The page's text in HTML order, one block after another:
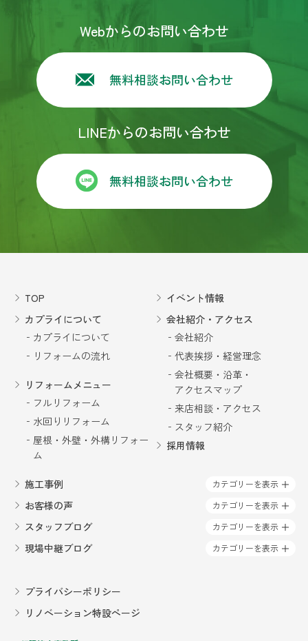
Webからのお問い合わせ
無料相談お問い合わせ
LINEからのお問い合わせ
無料相談お問い合わせ
TOP
カプライについて
カプライについて
リフォームの流れ
リフォームメニュー
フルリフォーム
水回りリフォーム
屋根・外壁・外構リフォー
ム
イベント情報
会社紹介・アクセス
会社紹介
代表挨拶・経営理念
会社概要・沿革・
アクセスマップ
来店相談・アクセス
スタッフ紹介
採用情報
プライバシーポリシー
リノベーション特設ページ
施工事例 カテゴリーを表示
お客様の声 カテゴリーを表示
スタッフブログ カテゴリーを表示
現場中継ブログ カテゴリーを表示